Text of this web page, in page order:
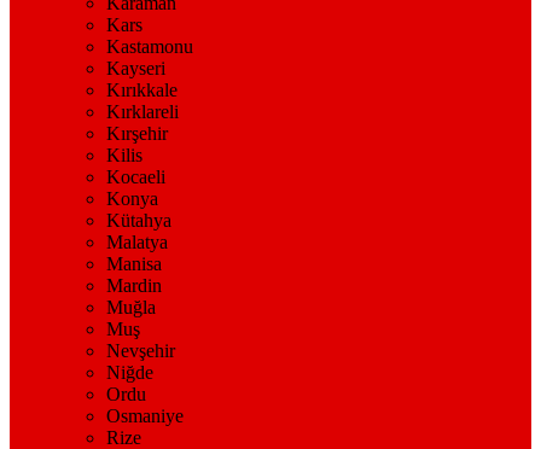
Kars
Kastamonu
Kayseri
Kırıkkale
Kırklareli
Kırşehir
Kilis
Kocaeli
Konya
Kütahya
Malatya
Manisa
Mardin
Muğla
Muş
Nevşehir
Niğde
Ordu
Osmaniye
Rize